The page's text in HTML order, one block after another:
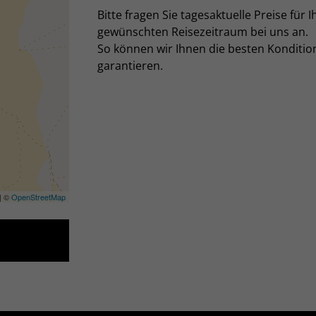
©OpenStreetMap
Bitte fragen Sie tagesaktuelle Preise für
gewünschten Reisezeitraum bei uns an.
So können wir Ihnen die besten
garantieren.